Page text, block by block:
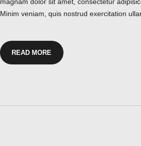
Minim veniam, quis nostrud exercitation
READ MORE